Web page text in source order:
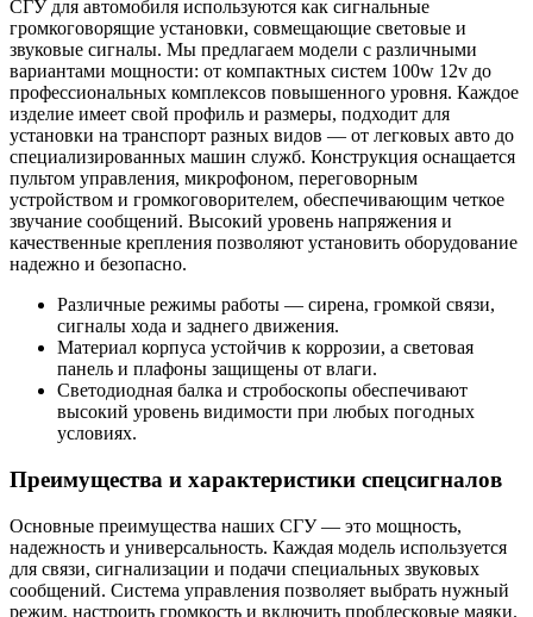
СГУ для автомобиля используются как сигнальные
громкоговорящие установки, совмещающие световые и
звуковые сигналы. Мы предлагаем модели с различными
вариантами мощности: от компактных систем 100w 12v до
профессиональных комплексов повышенного уровня. Каждое
изделие имеет свой профиль и размеры, подходит для
установки на транспорт разных видов — от легковых авто до
специализированных машин служб. Конструкция оснащается
пультом управления, микрофоном, переговорным
устройством и громкоговорителем, обеспечивающим четкое
звучание сообщений. Высокий уровень напряжения и
качественные крепления позволяют установить оборудование
надежно и безопасно.
Различные режимы работы — сирена, громкой связи,
сигналы хода и заднего движения.
Материал корпуса устойчив к коррозии, а световая
панель и плафоны защищены от влаги.
Светодиодная балка и стробоскопы обеспечивают
высокий уровень видимости при любых погодных
условиях.
Преимущества и характеристики спецсигналов
Основные преимущества наших СГУ — это мощность,
надежность и универсальность. Каждая модель используется
для связи, сигнализации и подачи специальных звуковых
сообщений. Система управления позволяет выбрать нужный
режим, настроить громкость и включить проблесковые маяки.